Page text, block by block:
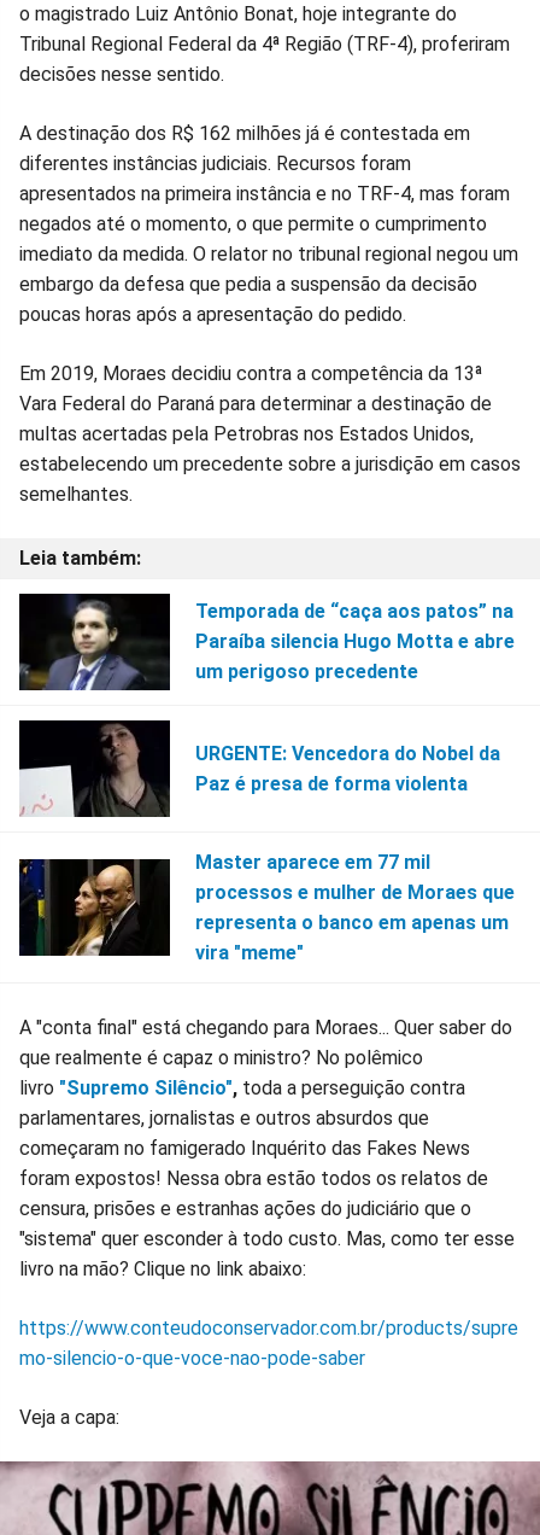
o magistrado Luiz Antônio Bonat, hoje integrante do
Tribunal Regional Federal da 4ª Região (TRF-4), proferiram
decisões nesse sentido.
A destinação dos R$ 162 milhões já é contestada em
diferentes instâncias judiciais. Recursos foram
apresentados na primeira instância e no TRF-4, mas foram
negados até o momento, o que permite o cumprimento
imediato da medida. O relator no tribunal regional negou um
embargo da defesa que pedia a suspensão da decisão
poucas horas após a apresentação do pedido.
Em 2019, Moraes decidiu contra a competência da 13ª
Vara Federal do Paraná para determinar a destinação de
multas acertadas pela Petrobras nos Estados Unidos,
estabelecendo um precedente sobre a jurisdição em casos
semelhantes.
Temporada de “caça aos patos” na
Paraíba silencia Hugo Motta e abre
um perigoso precedente
URGENTE: Vencedora do Nobel da
Paz é presa de forma violenta
Master aparece em 77 mil
processos e mulher de Moraes que
representa o banco em apenas um
vira "meme"
A "conta final" está chegando para Moraes... Quer saber do
que realmente é capaz o ministro? No polêmico
livro "Supremo Silêncio", toda a perseguição contra
parlamentares, jornalistas e outros absurdos que
começaram no famigerado Inquérito das Fakes News
foram expostos! Nessa obra estão todos os relatos de
censura, prisões e estranhas ações do judiciário que o
"sistema" quer esconder à todo custo. Mas, como ter esse
livro na mão? Clique no link abaixo:
https://www.conteudoconservador.com.br/products/supre
mo-silencio-o-que-voce-nao-pode-saber
Veja a capa: